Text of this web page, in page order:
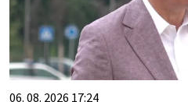
06. 08. 2026 17:24